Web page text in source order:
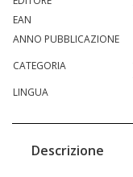
EAN
ANNO PUBBLICAZIONE
CATEGORIA
LINGUA
Descrizione